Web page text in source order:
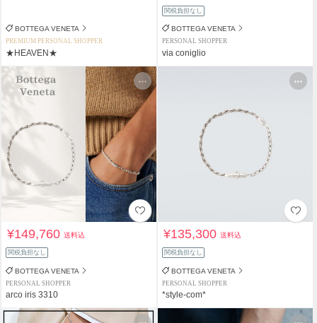
BOTTEGA VENETA
PREMIUM PERSONAL SHOPPER
★HEAVEN★
関税負担なし
BOTTEGA VENETA
PERSONAL SHOPPER
via coniglio
¥149,760送料込
関税負担なし
BOTTEGA VENETA
PERSONAL SHOPPER
arco iris 3310
¥135,300送料込
関税負担なし
BOTTEGA VENETA
PERSONAL SHOPPER
*style-com*